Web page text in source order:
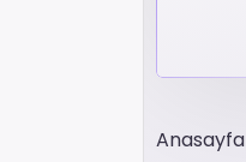
Anasayfa